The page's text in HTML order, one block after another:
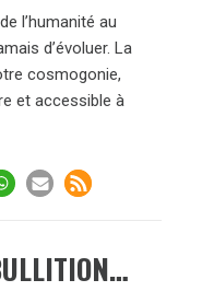
l’humanité au
d’évoluer. La
cosmogonie,
et accessible à